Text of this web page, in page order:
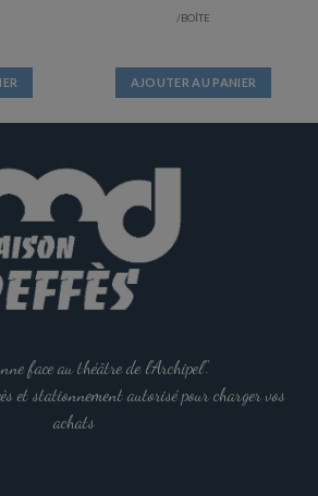
/BOÎTE
AJOUTER AU PANIER
face au théâtre de l'Archipel".
et stationnement autorisé pour charger vos
achats